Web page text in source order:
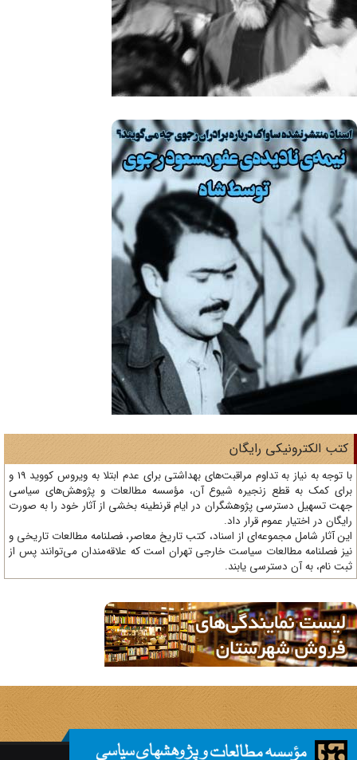
الکترونیکی رایگان
با توجه به نیاز به تداوم مراقبت‌های بهداشتی برای عدم ابتلا به ویروس کووید 19 و
کمک به قطع زنجیره شیوع آن، مؤسسه مطالعات و پژوهش‌های سیاسی
تسهیل دسترسی پژوهشگران در ایام قرنطینه بخشی از آثار خود را به صورت
در اختیار عموم قرار داد.
آثار شامل مجموعه‌ای از اسناد، کتب تاریخ معاصر، فصلنامه‌ مطالعات تاریخی و
فصلنامه مطالعات سیاست خارجی تهران است که علاقه‌مندان می‌توانند پس از
نام، به آن دسترسی یابند.